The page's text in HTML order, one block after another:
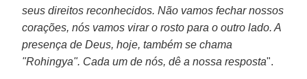
seus direitos reconhecidos. Não vamos fechar nossos
corações, nós vamos virar o rosto para o outro lado. A
presença de Deus, hoje, também se chama
"Rohingya". Cada um de nós, dê a nossa resposta".